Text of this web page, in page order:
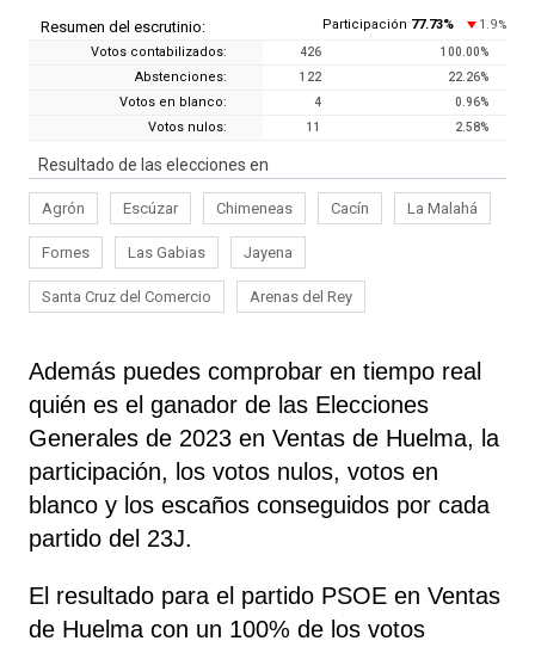
Resumen del escrutinio: Participación 77.73% 1.9 %
Votos contabilizados: 426 100.00%
Abstenciones: 122 22.26%
Votos en blanco: 4 0.96%
Votos nulos: 11 2.58%
Resultado de las elecciones en
Agrón Escúzar Chimeneas Cacín La Malahá
Fornes Las Gabias Jayena
Santa Cruz del Comercio Arenas del Rey
Además puedes comprobar en tiempo real
quién es el ganador de las Elecciones
Generales de 2023 en Ventas de Huelma, la
participación, los votos nulos, votos en
blanco y los escaños conseguidos por cada
partido del 23J.
El resultado para el partido PSOE en Ventas
de Huelma con un 100% de los votos